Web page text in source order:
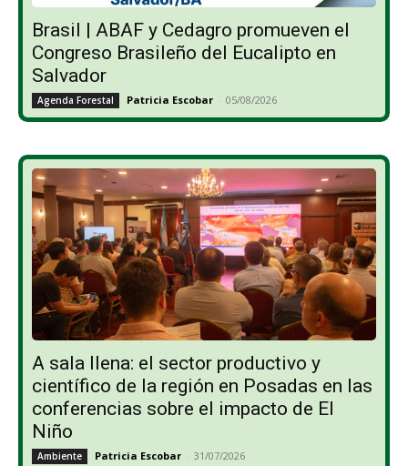
Brasil | ABAF y Cedagro promueven el
Congreso Brasileño del Eucalipto en
Salvador
Agenda Forestal Patricia Escobar - 05/08/2026
A sala llena: el sector productivo y
científico de la región en Posadas en las
conferencias sobre el impacto de El
Niño
Ambiente Patricia Escobar - 31/07/2026